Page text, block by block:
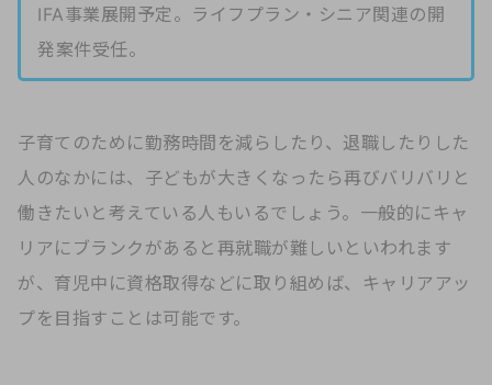
IFA事業展開予定。ライフプラン・シニア関連の開
発案件受任。
子育てのために勤務時間を減らしたり、退職したりした
人のなかには、子どもが大きくなったら再びバリバリと
働きたいと考えている人もいるでしょう。一般的にキャ
リアにブランクがあると再就職が難しいといわれます
が、育児中に資格取得などに取り組めば、キャリアアッ
プを目指すことは可能です。